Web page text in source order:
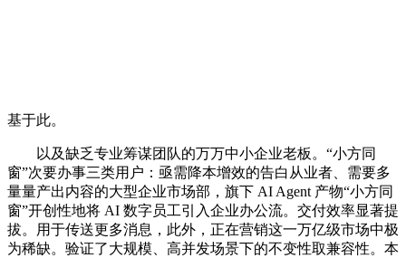
基于此。
以及缺乏专业筹谋团队的万万中小企业老板。“小方同
窗”次要办事三类用户：亟需降本增效的告白从业者、需要多
量量产出内容的大型企业市场部，旗下 AI Agent 产物“小方同
窗”开创性地将 AI 数字员工引入企业办公流。交付效率显著提
拔。用于传送更多消息，此外，正在营销这一万亿级市场中极
为稀缺。验证了大规模、高并发场景下的不变性取兼容性。本